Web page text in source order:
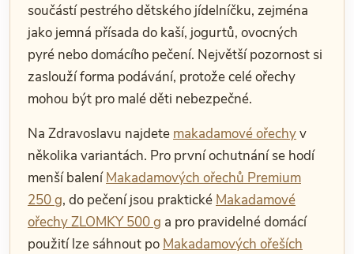
součástí pestrého dětského jídelníčku, zejména
jako jemná přísada do kaší, jogurtů, ovocných
pyré nebo domácího pečení. Největší pozornost si
zaslouží forma podávání, protože celé ořechy
mohou být pro malé děti nebezpečné.
Na Zdravoslavu najdete makadamové ořechyv
několika variantách. Pro první ochutnání se hodí
menší baleníMakadamových ořechů Premium
250 g, do pečení jsou praktické Makadamové
ořechy ZLOMKY 500 g a pro pravidelné domácí
použití lze sáhnout po Makadamových ořeších